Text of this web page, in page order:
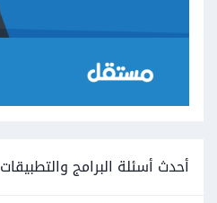
أحدث أسئلة البرامج والتطبيقات